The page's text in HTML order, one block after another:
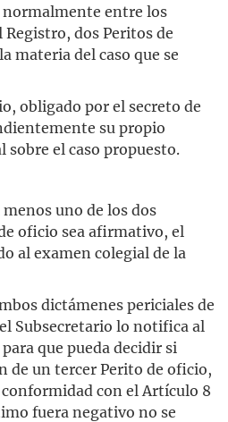
normalmente entre los
dos Peritos de
materia del caso que se
obligado por el secreto de
su propio
el caso propuesto.
menos uno de los dos
oficio sea afirmativo, el
al examen colegial de la
dictámenes periciales de
Subsecretario lo notifica al
que pueda decidir si
de un tercer Perito de oficio,
con el Artículo 8
fuera negativo no se